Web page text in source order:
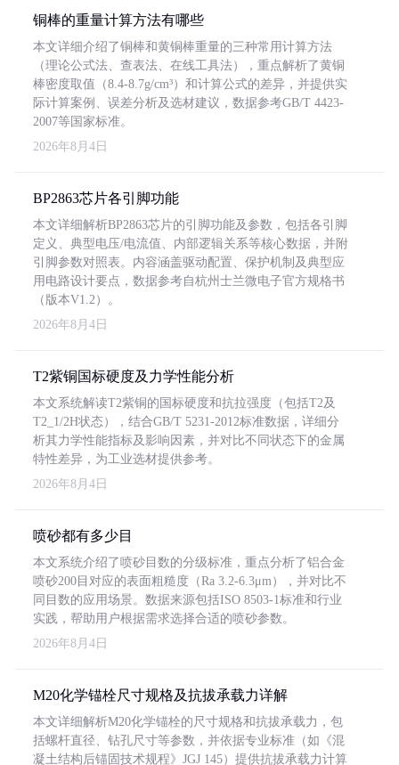
铜棒的重量计算方法有哪些
本文详细介绍了铜棒和黄铜棒重量的三种常用计算方法
（理论公式法、查表法、在线工具法），重点解析了黄铜
棒密度取值（8.4-8.7g/cm³）和计算公式的差异，并提供实
际计算案例、误差分析及选材建议，数据参考GB/T 4423-
2007等国家标准。
2026年8月4日
BP2863芯片各引脚功能
本文详细解析BP2863芯片的引脚功能及参数，包括各引脚
定义、典型电压/电流值、内部逻辑关系等核心数据，并附
引脚参数对照表。内容涵盖驱动配置、保护机制及典型应
用电路设计要点，数据参考自杭州士兰微电子官方规格书
（版本V1.2）。
2026年8月4日
T2紫铜国标硬度及力学性能分析
本文系统解读T2紫铜的国标硬度和抗拉强度（包括T2及
T2_1/2H状态），结合GB/T 5231-2012标准数据，详细分
析其力学性能指标及影响因素，并对比不同状态下的金属
特性差异，为工业选材提供参考。
2026年8月4日
喷砂都有多少目
本文系统介绍了喷砂目数的分级标准，重点分析了铝合金
喷砂200目对应的表面粗糙度（Ra 3.2-6.3μm），并对比不
同目数的应用场景。数据来源包括ISO 8503-1标准和行业
实践，帮助用户根据需求选择合适的喷砂参数。
2026年8月4日
M20化学锚栓尺寸规格及抗拔承载力详解
本文详细解析M20化学锚栓的尺寸规格和抗拔承载力，包
括螺杆直径、钻孔尺寸等参数，并依据专业标准（如《混
凝土结构后锚固技术规程》JGJ 145）提供抗拔承载力计算